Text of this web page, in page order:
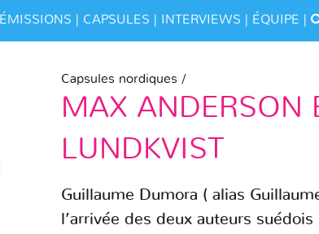
ÉMISSIONS CAPSULES INTERVIEWS ÉQUIPE
Capsules nordiques /
MAX ANDERSON
LUNDKVIST
Guillaume Dumora ( alias
l’arrivée des deux auteurs